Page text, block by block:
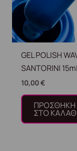
GEL POLISH
SANTORINI
10,00€
ΠΡΟΣΘΉΚΗ
ΣΤΟ